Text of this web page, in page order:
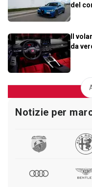
del
Il
da
Notizie per